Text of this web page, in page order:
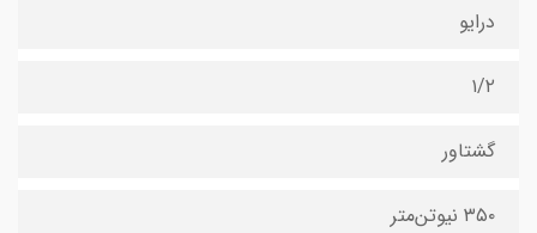
درایو
۱/۲
گشتاور
۳۵۰ نیوتن‌متر